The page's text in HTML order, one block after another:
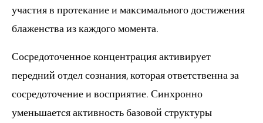
участия в протекание и максимального достижения
блаженства из каждого момента.
Сосредоточенное концентрация активирует
передний отдел сознания, которая ответственна за
сосредоточение и восприятие. Синхронно
уменьшается активность базовой структуры